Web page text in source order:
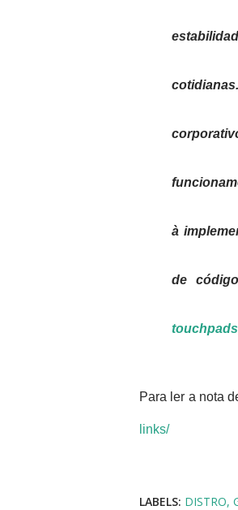
à
de
touchpads
Para ler a nota
links/
LABELS: DISTRO